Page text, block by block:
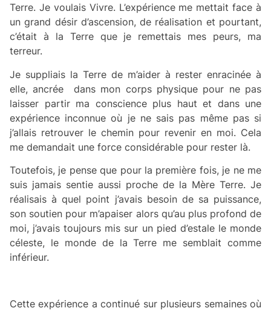
Terre. Je voulais Vivre. L’expérience me mettait face à
un grand désir d’ascension, de réalisation et pourtant,
c’était à la Terre que je remettais mes peurs, ma
terreur.
Je suppliais la Terre de m’aider à rester enracinée à
elle, ancrée dans mon corps physique pour ne pas
laisser partir ma conscience plus haut et dans une
expérience inconnue où je ne sais pas même pas si
j’allais retrouver le chemin pour revenir en moi. Cela
me demandait une force considérable pour rester là.
Toutefois, je pense que pour la première fois, je ne me
suis jamais sentie aussi proche de la Mère Terre. Je
réalisais à quel point j’avais besoin de sa puissance,
son soutien pour m’apaiser alors qu’au plus profond de
moi, j’avais toujours mis sur un pied d’estale le monde
céleste, le monde de la Terre me semblait comme
inférieur.
Cette expérience a continué sur plusieurs semaines où